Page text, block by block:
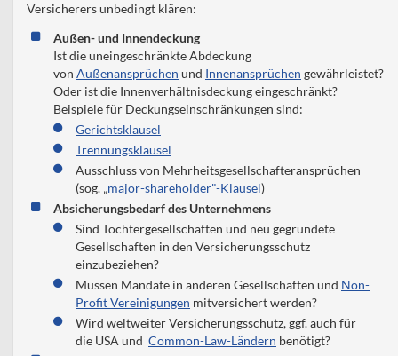
Versicherers unbedingt klären:
Außen- und Innendeckung
Ist die uneingeschränkte Abdeckung
von Außenansprüchen und Innenansprüchen gewährleistet?
Oder ist die Innenverhältnisdeckung eingeschränkt?
Beispiele für Deckungseinschränkungen sind:
Gerichtsklausel
Trennungsklausel
Ausschluss von Mehrheitsgesellschafteransprüchen
(sog. „major-shareholder"-Klausel)
Absicherungsbedarf des Unternehmens
Sind Tochtergesellschaften und neu gegründete
Gesellschaften in den Versicherungsschutz
einzubeziehen?
Müssen Mandate in anderen Gesellschaften und Non-
Profit Vereinigungen mitversichert werden?
Wird weltweiter Versicherungsschutz, ggf. auch für
die USA und Common-Law-Ländern benötigt?